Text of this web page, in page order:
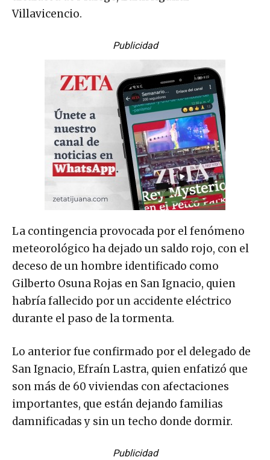
Villavicencio.
Publicidad
La contingencia provocada por el fenómeno
meteorológico ha dejado un saldo rojo, con el
deceso de un hombre identificado como
Gilberto Osuna Rojas en San Ignacio, quien
habría fallecido por un accidente eléctrico
durante el paso de la tormenta.
Lo anterior fue confirmado por el delegado de
San Ignacio, Efraín Lastra, quien enfatizó que
son más de 60 viviendas con afectaciones
importantes, que están dejando familias
damnificadas y sin un techo donde dormir.
Publicidad